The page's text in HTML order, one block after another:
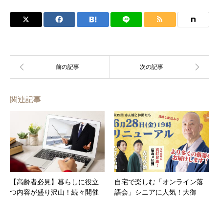
関連記事
【高齢者必見】暮らしに役立
つ内容が盛り沢山！続々開催
自宅で楽しむ「オンライン落
語会」シニアに人気！大御